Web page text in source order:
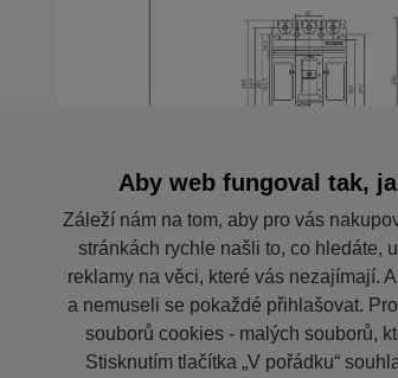
Aby web fungoval tak,
Záleží nám na tom, aby pro vás
stránkách rychle našli to, co hledáte,
reklamy na věci, které vás nezajímají.
a nemuseli se pokaždé přihlašovat.
souborů cookies - malých souborů,
Stisknutím tlačítka „V pořádku“